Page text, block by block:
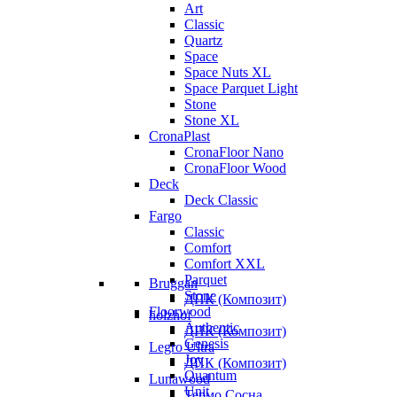
Art
Classic
Quartz
Space
Space Nuts XL
Space Parquet Light
Stone
Stone XL
CronaPlast
CronaFloor Nano
CronaFloor Wood
Deck
Deck Classic
Fargo
Classic
Comfort
Comfort XXL
Parquet
Stone
Floorwood
Authentic
Genesis
Joy
Quantum
Unit
Bruggan
ДПК (Композит)
holzhof
ДПК (Композит)
Legro Ultra
ДПК (Композит)
Lunawood